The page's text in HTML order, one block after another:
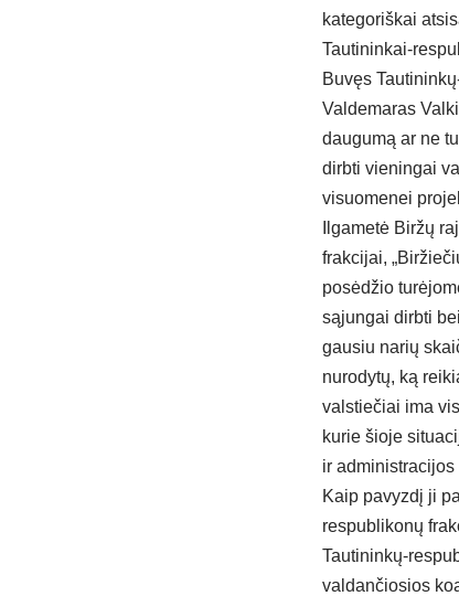
kategoriškai
Tautininkai-
Buvęs
Valdemaras
daugumą ar ne
dirbti vieningai
visuomenei
Ilgametė Biržų
frakcijai,
posėdžio
sąjungai dirbti
gausiu narių
nurodytų, ką
valstiečiai ima
kurie šioje
ir
Kaip pavyzdį ji
respublikonų
Tautininkų-
valdančiosios